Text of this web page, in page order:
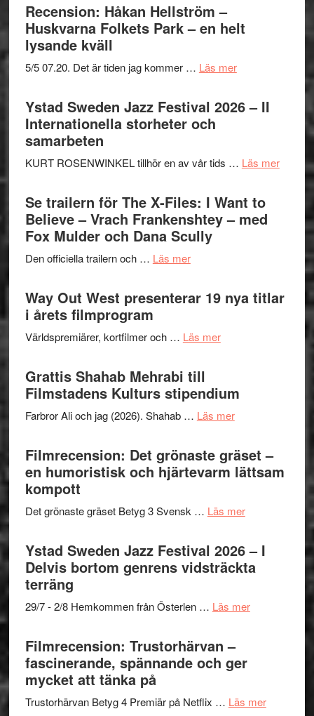
Recension: Håkan Hellström –
Huskvarna Folkets Park – en helt
lysande kväll
5/5 07.20. Det är tiden jag kommer … Läs merom
Håkan
Hellström
Folkets
–
en
Ystad Sweden Jazz Festival 2026 – II
Internationella storheter och
samarbeten
KURT ROSENWINKEL tillhör en av vår tids … Läs merom
Festival
Se trailern för The X-Files: I Want to
Believe – Vrach Frankenshtey – med
Fox Mulder och Dana Scully
Den officiella trailern och … Läs merom
trailern
för
X-
I
Want
to
Believe
Vrach
Frankenshtey
med
Mulder
och
Dana
Way Out West presenterar 19 nya titlar
i årets filmprogram
Världspremiärer, kortfilmer och … Läs merom
presenterar
19
titlar
i
Grattis Shahab Mehrabi till
Filmstadens Kulturs stipendium
Farbror Ali och jag (2026). Shahab … Läs merom
Shahab
Mehrabi
till
Kulturs
Filmrecension: Det grönaste gräset –
en humoristisk och hjärtevarm lättsam
kompott
Det grönaste gräset Betyg 3 Svensk … Läs merom
Filmrecension:
Det
grönaste
gräset
en
hjärtevarm
Ystad Sweden Jazz Festival 2026 – I
Delvis bortom genrens vidsträckta
terräng
29/7 - 2/8 Hemkommen från Österlen … Läs merom
–
Filmrecension: Trustorhärvan –
fascinerande, spännande och ger
mycket att tänka på
Trustorhärvan Betyg 4 Premiär på Netflix … Läs merom